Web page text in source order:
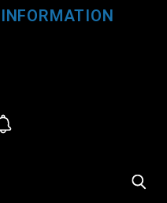
INFORMATION